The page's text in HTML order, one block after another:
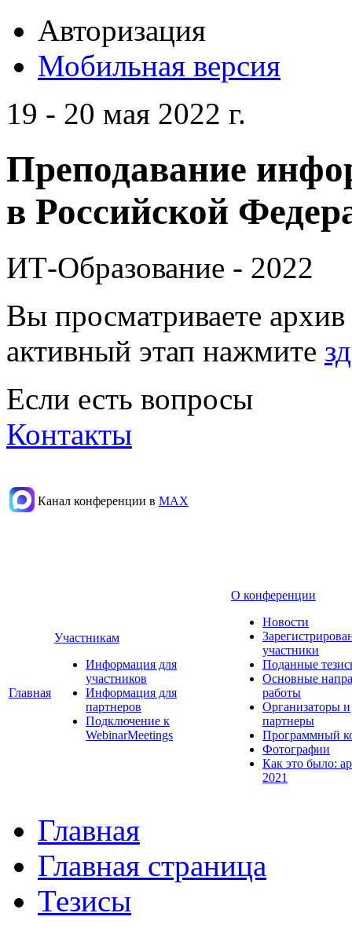
Авторизация
Мобильная версия
19 - 20 мая 2022 г.
Преподавание
в Российской
ИТ-Образование - 2022
Вы просматриваете
активный этап нажмите
Если есть вопросы
Контакты
Канал конференции в МАХ
Главная
Участникам
Информация для
участников
Информация для
партнеров
Подключение к
WebinarMeetings
О конференции
Новости
участники
Поданные
Основные
работы
Организаторы и
партнеры
Программный
Фотографии
Как это было:
2021
Главная
Главная страница
Тезисы